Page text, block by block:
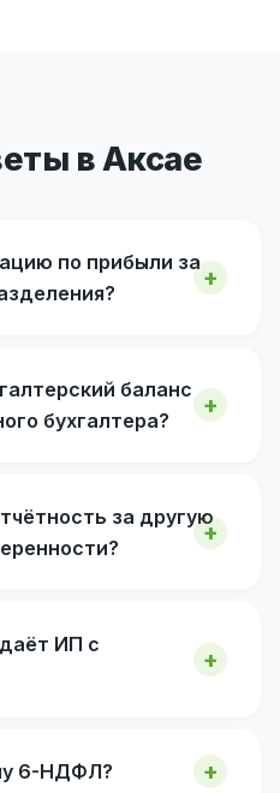
в Аксае
по прибыли за
баланс
бухгалтера?
за другую
ИП с
6-НДФЛ?